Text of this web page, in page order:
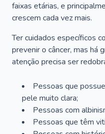
faixas etárias, e
crescem cada vez mais.
Ter cuidados específicos
prevenir o câncer, mas há
atenção precisa ser
Pessoas que
pele muito clara;
Pessoas com
Pessoas que têm